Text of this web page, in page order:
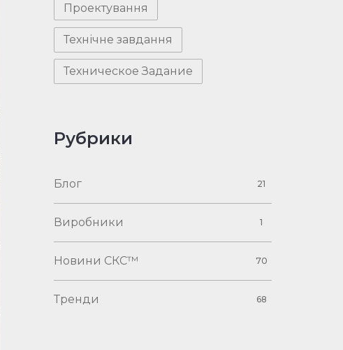
Проектування
Технічне завдання
Техническое Задание
Рубрики
Блог 21
Виробники 1
Новини СКС™ 70
Тренди 68